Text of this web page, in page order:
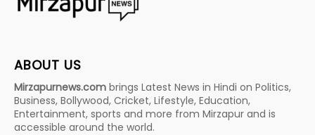
ABOUT US
Mirzapurnews.com brings Latest News in Hindi on Politics,
Business, Bollywood, Cricket, Lifestyle, Education,
Entertainment, sports and more from Mirzapur and is
accessible around the world.